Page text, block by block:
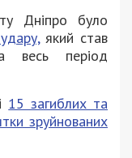
Дніпро було
який став
весь період
15 загиблих та
зруйнованих